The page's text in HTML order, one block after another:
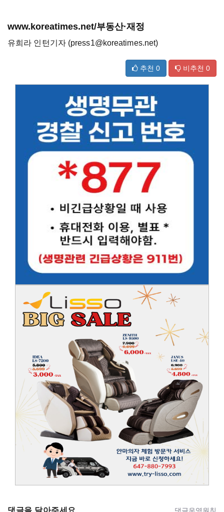
www.koreatimes.net/부동산·재정
유희라 인턴기자 (press1@koreatimes.net)
추천 0 비추천 0